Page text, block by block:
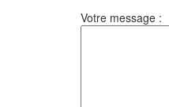
Votre message :